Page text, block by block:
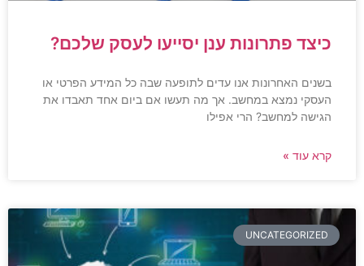
כיצד פתרונות ענן יסייעו לעסק שלכם?
בשנים האחרונות אנו עדים לתופעה שבה כל המידע הפרטי או
העסקי נמצא במחשב. אך מה תעשו אם ביום אחד תאבדו את
הגישה למחשב? הרי אפילו
קרא עוד »
UNCATEGORIZED